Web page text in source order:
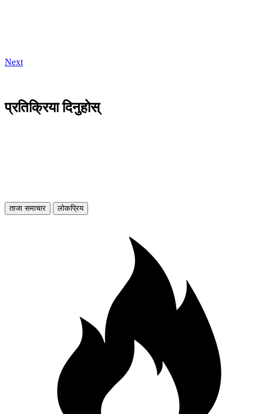
Next
प्रतिक्रिया दिनुहोस्
ताजा समाचार लोकप्रिय